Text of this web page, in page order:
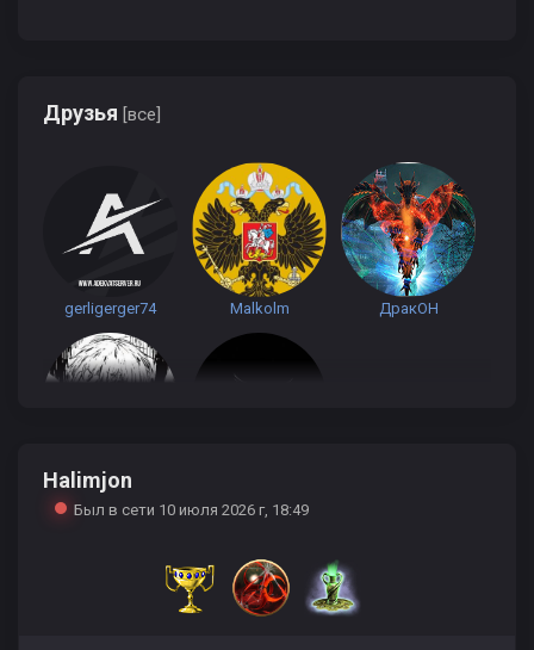
Друзья [все]
gerligerger74 Malkolm ДракОН
evilkid
Halimjon
Был в сети 10 июля 2026 г, 18:49